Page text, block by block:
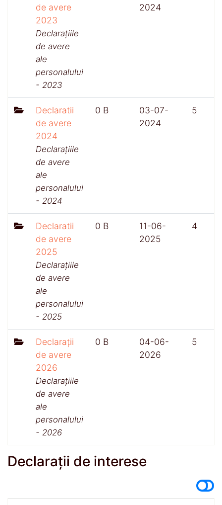
de avere
2023
Declarațiile
de avere
ale
personalului
- 2023
2024
Declaratii
de avere
2024
Declarațiile
de avere
ale
personalului
- 2024
0 B
03-07-
2024
5
Declaratii
de avere
2025
Declarațiile
de avere
ale
personalului
- 2025
0 B
11-06-
2025
4
Declarații
de avere
2026
Declarațiile
de avere
ale
personalului
- 2026
0 B
04-06-
2026
5
Declarații de interese